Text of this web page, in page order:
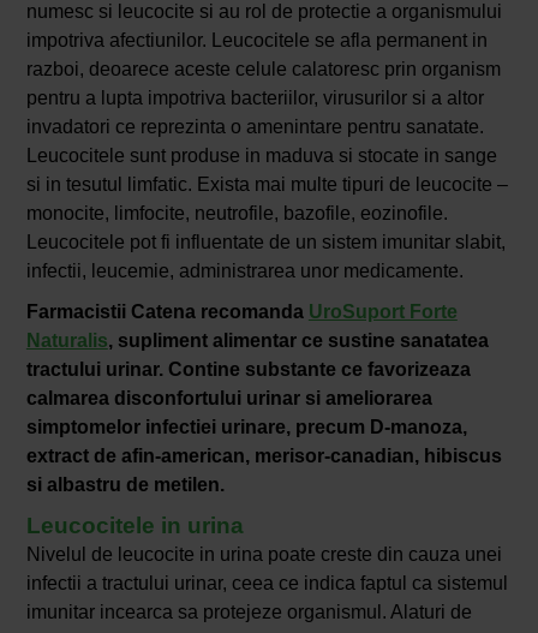
numesc si leucocite si au rol de protectie a organismului
impotriva afectiunilor. Leucocitele se afla permanent in
razboi, deoarece aceste celule calatoresc prin organism
pentru a lupta impotriva bacteriilor, virusurilor si a altor
invadatori ce reprezinta o amenintare pentru sanatate.
Leucocitele sunt produse in maduva si stocate in sange
si in tesutul limfatic. Exista mai multe tipuri de leucocite –
monocite, limfocite, neutrofile, bazofile, eozinofile.
Leucocitele pot fi influentate de un sistem imunitar slabit,
infectii, leucemie, administrarea unor medicamente.
Farmacistii Catena recomanda UroSuport Forte
Naturalis, supliment alimentar ce sustine sanatatea
tractului urinar. Contine substante ce favorizeaza
calmarea disconfortului urinar si ameliorarea
simptomelor infectiei urinare, precum D-manoza,
extract de afin-american, merisor-canadian, hibiscus
si albastru de metilen.
Leucocitele in urina
Nivelul de leucocite in urina poate creste din cauza unei
infectii a tractului urinar, ceea ce indica faptul ca sistemul
imunitar incearca sa protejeze organismul. Alaturi de